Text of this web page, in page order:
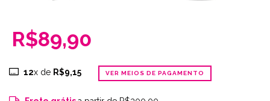
R$89,90
12x de R$9,15 VER MEIOS DE PAGAMENTO